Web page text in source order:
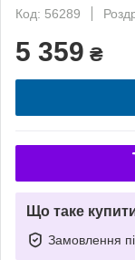
Код: 56289
5 359 ₴
Що таке
Замовлення